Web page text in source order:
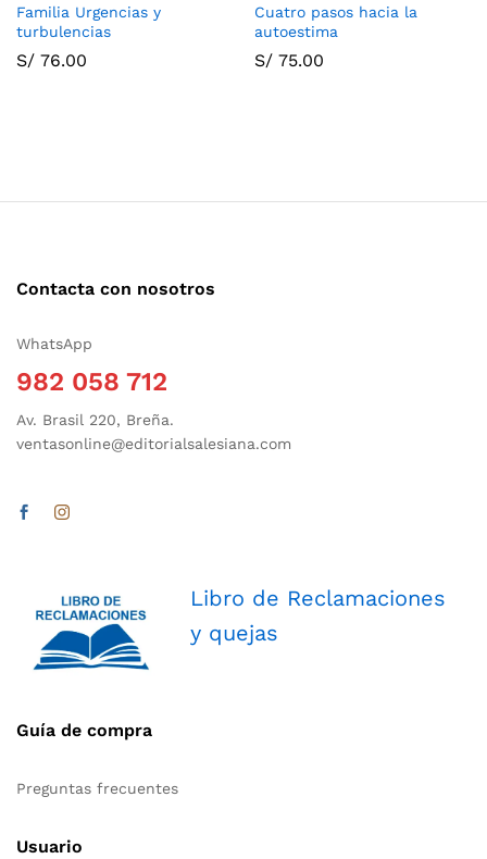
Familia Urgencias y
turbulencias
S/ 76.00
Cuatro pasos hacia la
autoestima
S/ 75.00
Contacta con nosotros
WhatsApp
982 058 712
Av. Brasil 220, Breña.
ventasonline@editorialsalesiana.com
Libro de Reclamaciones
y quejas
Guía de compra
Preguntas frecuentes
Usuario